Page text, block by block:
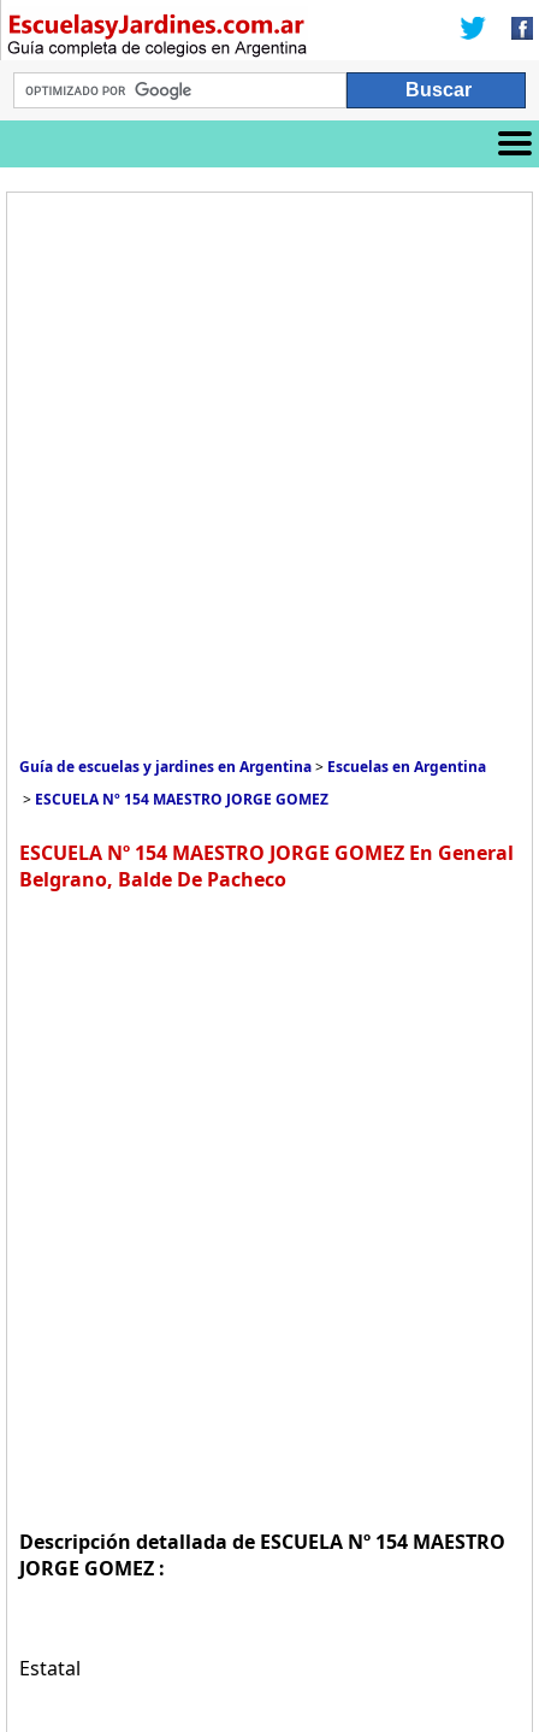
Guía de escuelas y jardines en Argentina> Escuelas en Argentina
> ESCUELA Nº 154 MAESTRO JORGE GOMEZ
ESCUELA Nº 154 MAESTRO JORGE GOMEZ En General
Belgrano, Balde De Pacheco
Descripción detallada de ESCUELA Nº 154 MAESTRO
JORGE GOMEZ :
Estatal